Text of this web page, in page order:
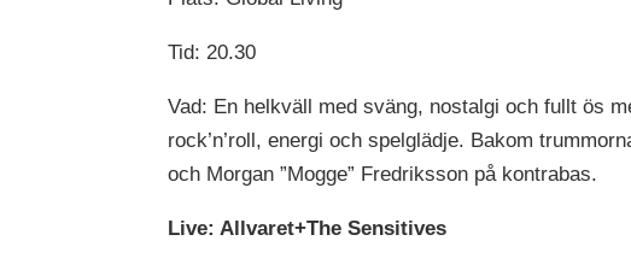
Tid: 20.30
Vad: En helkväll med sväng, nostalgi och fullt ös
rock’n’roll, energi och spelglädje. Bakom
och Morgan ”Mogge” Fredriksson på kontrabas.
Live: Allvaret+The Sensitives